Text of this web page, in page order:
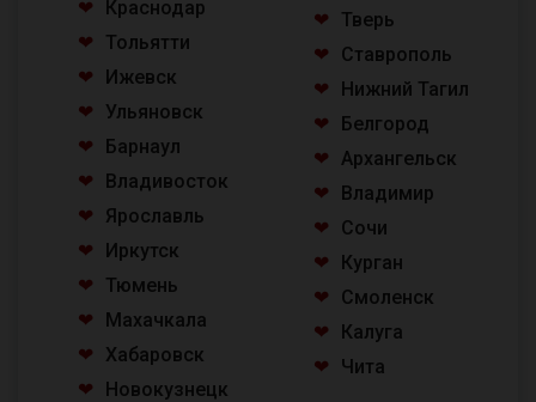
Краснодар
Тольятти
Ижевск
Ульяновск
Барнаул
Владивосток
Ярославль
Иркутск
Тюмень
Махачкала
Хабаровск
Новокузнецк
Тверь
Ставрополь
Нижний Тагил
Белгород
Архангельск
Владимир
Сочи
Курган
Смоленск
Калуга
Чита